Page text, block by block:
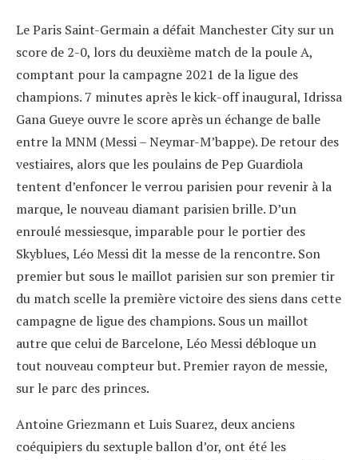
Le Paris Saint-Germain a défait Manchester City sur un
score de 2-0, lors du deuxième match de la poule A,
comptant pour la campagne 2021 de la ligue des
champions. 7 minutes après le kick-off inaugural, Idrissa
Gana Gueye ouvre le score après un échange de balle
entre la MNM (Messi – Neymar-M’bappe). De retour des
vestiaires, alors que les poulains de Pep Guardiola
tentent d’enfoncer le verrou parisien pour revenir à la
marque, le nouveau diamant parisien brille. D’un
enroulé messiesque, imparable pour le portier des
Skyblues, Léo Messi dit la messe de la rencontre. Son
premier but sous le maillot parisien sur son premier tir
du match scelle la première victoire des siens dans cette
campagne de ligue des champions. Sous un maillot
autre que celui de Barcelone, Léo Messi débloque un
tout nouveau compteur but. Premier rayon de messie,
sur le parc des princes.
Antoine Griezmann et Luis Suarez, deux anciens
coéquipiers du sextuple ballon d’or, ont été les